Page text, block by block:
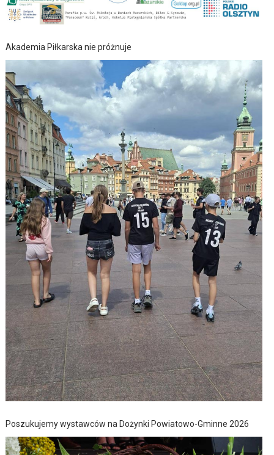
Akademia Piłkarska nie próżnuje
Poszukujemy wystawców na Dożynki Powiatowo-Gminne 2026